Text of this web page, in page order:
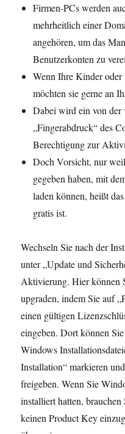
Firmen-PCs werden
mehrheitlich einer
angehören, um das
Benutzer­konten zu
Wenn Ihre Kinder
möchten sie gerne an
Dabei wird ein von der
„Fingerabdruck“ des
Berechtigung zur
Doch Vorsicht, nur
gegeben haben, mit
laden können, heißt
gratis ist.
Wechseln Sie nach der
unter „Update und
Aktivierung. Hier können
upgraden, indem Sie auf
einen gültigen
eingeben. Dort können
Windows
Installation“ markieren
freigeben. Wenn Sie
installiert hatten,
keinen Product Key